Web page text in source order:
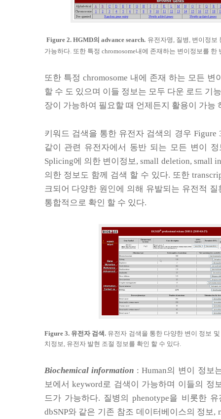
Figure 2. HGMD의 advance search. 유전자명 , 질병 , 변이정보
가능하다. 또한 특정 chromosome내에 존재하는 변이정보를 한
또한 특정 chromosome 내에 존재 하는 모든 변
할 수 도 있으며 이들 정보는 모두 다운 로드 기
장이 가능하여 필요할 때 언제든지 활용이 가능
키워드 검색을 통한 유전자 검색의 경우 Figure
같이 관련 유전자에서 동반 되는 모든 변이
Splicing에 의한 변이정보, small deletion, small
의한 정보도 함께 검색 할 수 있다. 또한
크되어 다양한 원인에 의해 유발되는 유전적
통합적으로 확인 할 수 있다.
Figure 3. 유전자 검색. 유전자 검색을 통한 다양한 변이 정보
치정보, 유전자 발현 조절 정보를 확인 할 수 있다.
Biochemical information : Human의 변이 정보
보에서 keyword로 검색이 가능하며 이들의 정
드가 가능하다. 질병의 phenotype을 비롯한
dbSNP와 같은 기존 참조 데이터베이스의 정보,